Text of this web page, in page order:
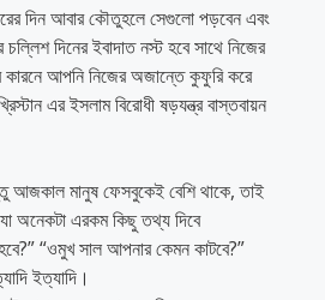
দিন আবার কৌতুহলে সেগুলো পড়বেন এবং
দিনের ইবাদাত নস্ট হবে সাথে নিজের
কারনে আপনি নিজের অজান্তে কুফুরি করে
এর ইসলাম বিরোধী ষড়যন্ত্র বাস্তবায়ন
মানুষ ফেসবুকেই বেশি থাকে, তাই
অনেকটা এরকম কিছু তথ্য দিবে
“ওমুখ সাল আপনার কেমন কাটবে?”
ইত্যাদি।